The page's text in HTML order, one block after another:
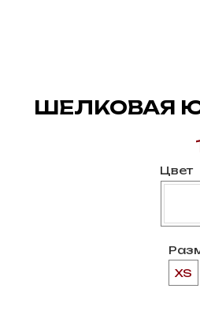
ШЕЛКОВАЯ
Цвет
XS